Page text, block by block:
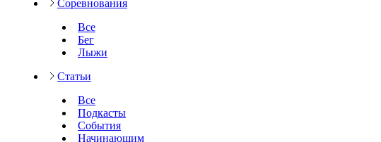
Соревнования
Все
Бег
Лыжи
Статьи
Все
Подкасты
События
Начинающим